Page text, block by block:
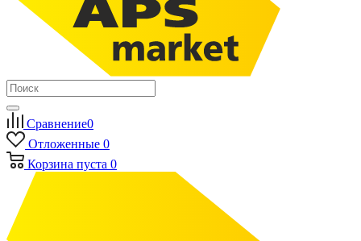
Сравнение0
Отложенные 0
Корзина пуста 0